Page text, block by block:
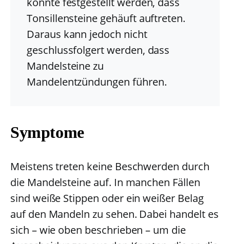
Tonsillensteine gehäuft auftreten.
Daraus kann jedoch nicht
geschlussfolgert werden, dass
Mandelsteine zu
Mandelentzündungen führen.
Symptome
Meistens treten keine Beschwerden durch
die Mandelsteine auf. In manchen Fällen
sind weiße Stippen oder ein weißer Belag
auf den Mandeln zu sehen. Dabei handelt es
sich – wie oben beschrieben – um die